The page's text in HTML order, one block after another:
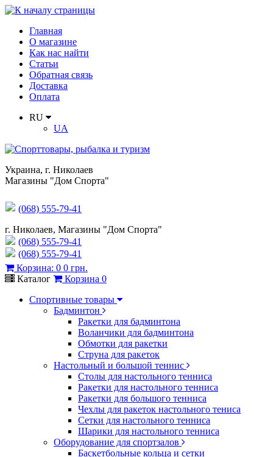
Главная
О магазине
Как нас найти
Статьи
Обратная связь
Доставка
Оплата
RU
UA
Украина, г. Николаев
Магазины "Дом Спорта"
(068) 555-79-41
г. Николаев, Магазины "Дом Спорта"
(068) 555-79-41
(068) 555-79-41
Корзина: 0 0 грн.
Каталог
Корзина 0
Спортивные товары
Бадминтон
Ракетки для бадминтона
Воланчики для бадминтона
Обмотки для ракетки
Струна для ракеток
Настольный и большой теннис
Столы для настольного тенниса
Ракетки для настольного тенниса
Ракетки для большого тенниса
Чехлы для ракеток настольного тениса
Сетки для настольного тенниса
Шарики для настольного тенниса
Оборудование для спортзалов
Баскетбольные кольца и сетки